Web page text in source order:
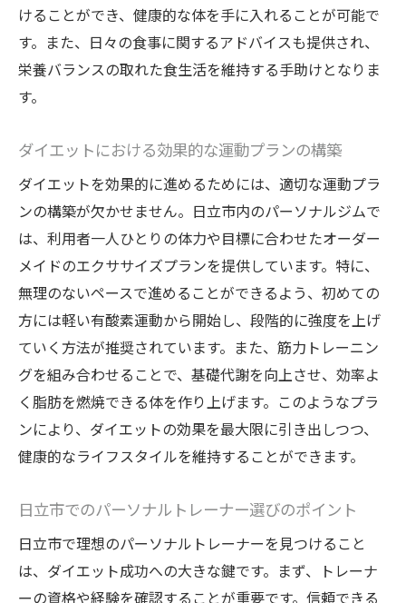
けることができ、健康的な体を手に入れることが可能で
す。また、日々の食事に関するアドバイスも提供され、
栄養バランスの取れた食生活を維持する手助けとなりま
す。
ダイエットにおける効果的な運動プランの構築
ダイエットを効果的に進めるためには、適切な運動プラ
ンの構築が欠かせません。日立市内のパーソナルジムで
は、利用者一人ひとりの体力や目標に合わせたオーダー
メイドのエクササイズプランを提供しています。特に、
無理のないペースで進めることができるよう、初めての
方には軽い有酸素運動から開始し、段階的に強度を上げ
ていく方法が推奨されています。また、筋力トレーニン
グを組み合わせることで、基礎代謝を向上させ、効率よ
く脂肪を燃焼できる体を作り上げます。このようなプラ
ンにより、ダイエットの効果を最大限に引き出しつつ、
健康的なライフスタイルを維持することができます。
日立市でのパーソナルトレーナー選びのポイント
日立市で理想のパーソナルトレーナーを見つけること
は、ダイエット成功への大きな鍵です。まず、トレーナ
ーの資格や経験を確認することが重要です。信頼できる